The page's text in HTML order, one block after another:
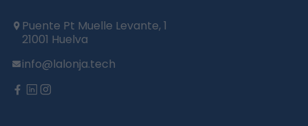
Puente Pt Muelle Levante, 1
21001 Huelva
info@lalonja.tech
twitter
facebook
linkedin